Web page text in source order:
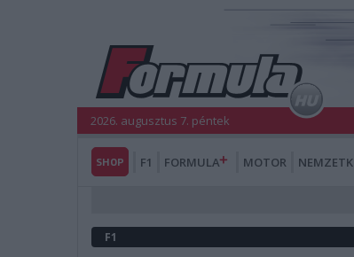
2026. augusztus 7. péntek
SHOP F1 FORMULA MOTOR
F1